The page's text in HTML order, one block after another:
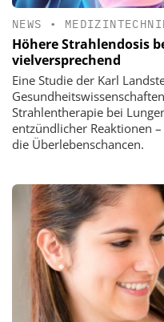
NEWS •
Höhere Strahlendosis
vielversprechend
Eine Studie der Karl
Strahlentherapie bei
entzündlicher Reaktionen
die Überlebenschancen.